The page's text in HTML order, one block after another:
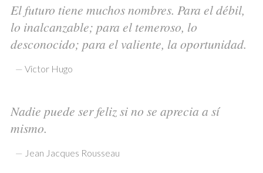
El futuro tiene muchos nombres. Para el débil,
lo inalcanzable; para el temeroso, lo
desconocido; para el valiente, la oportunidad.
— Victor Hugo
Nadie puede ser feliz si no se aprecia a sí
mismo.
— Jean Jacques Rousseau